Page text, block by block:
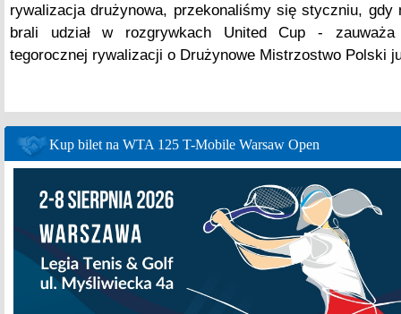
rywalizacja drużynowa, przekonaliśmy się styczniu,
brali udział w rozgrywkach United Cup - zauważa
tegorocznej rywalizacji o Drużynowe Mistrzostwo Polski
Kup bilet na WTA 125 T-Mobile Warsaw Open